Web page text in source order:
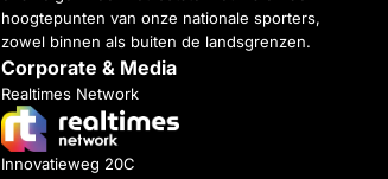
hoogtepunten van onze nationale sporters,
zowel binnen als buiten de landsgrenzen.
Corporate & Media
Realtimes Network
Innovatieweg 20C